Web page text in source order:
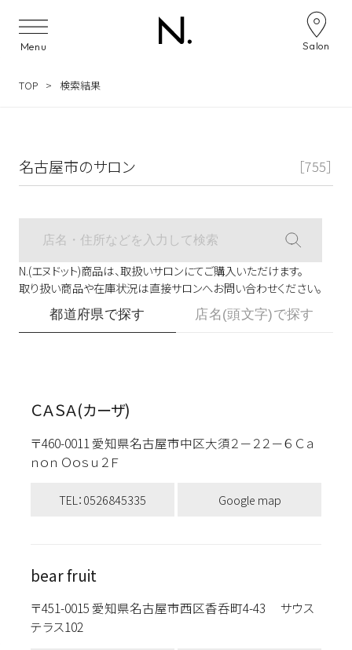
Menu Salon
TOP 検索結果
名古屋市のサロン ［755］
N.(エヌドット)商品は、取扱いサロンにてご購入いただけます。
取り扱い商品や在庫状況は直接サロンへお問い合わせください。
都道府県で探す 店名(頭文字)で探す
ＣＡＳＡ(カーザ)
〒460-0011 愛知県名古屋市中区大須２－２２－６ Ｃａ
ｎｏｎ Ｏｏｓｕ２Ｆ
TEL：0526845335 Google map
bear fruit
〒451-0015 愛知県名古屋市西区香呑町4-43 サウス
テラス102
サロン検索ナビゲーション